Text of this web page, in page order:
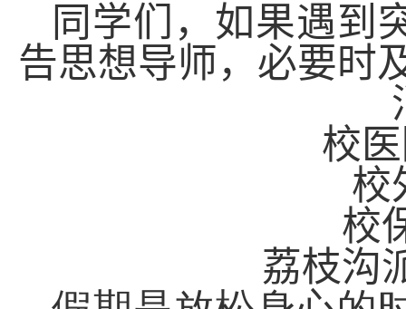
同学们，如果遇到
告思想导师，必要时
校
校
校
荔枝沟